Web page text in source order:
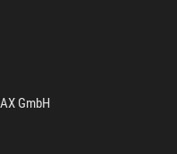
GmbH